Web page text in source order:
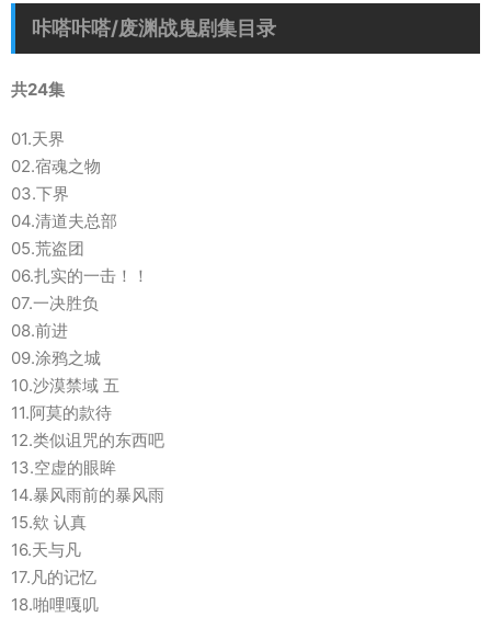
咔嗒咔嗒/废渊战鬼剧集目录
共24集
01.天界
02.宿魂之物
03.下界
04.清道夫总部
05.荒盗团
06.扎实的一击！！
07.一决胜负
08.前进
09.涂鸦之城
10.沙漠禁域 五
11.阿莫的款待
12.类似诅咒的东西吧
13.空虚的眼眸
14.暴风雨前的暴风雨
15.欸 认真
16.天与凡
17.凡的记忆
18.啪哩嘎叽